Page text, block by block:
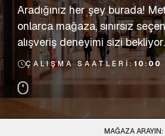
Aradığınız her şey burada!
onlarca mağaza, sınırsız
alışveriş deneyimi sizi bekliyor.
ÇALIŞMA SAATLERI:10:00
MAĞAZA ARAYIN: